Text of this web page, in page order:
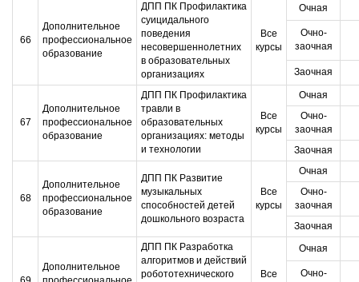
66
Дополнительное
профессиональное
образование
ДПП ПК Профилактика
суицидального
поведения
несовершеннолетних
в образовательных
организациях
Все
курсы
Очная
Очно-
заочная
Заочная
67
Дополнительное
профессиональное
образование
ДПП ПК Профилактика
травли в
образовательных
организациях: методы
и технологии
Все
курсы
Очная
Очно-
заочная
Заочная
68
Дополнительное
профессиональное
образование
ДПП ПК Развитие
музыкальных
способностей детей
дошкольного возраста
Все
курсы
Очная
Очно-
заочная
Заочная
Дополнительное
ДПП ПК Разработка
алгоритмов и действий
робототехнического
Все
Очная
Очно-